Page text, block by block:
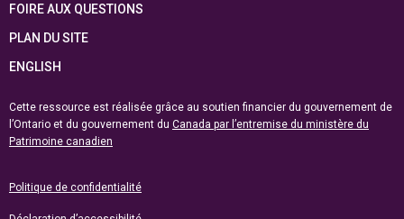
FOIRE AUX QUESTIONS
PLAN DU SITE
ENGLISH
Cette ressource est réalisée grâce au soutien financier du gouvernement de
l’Ontario et du gouvernement du Canada par l’entremise du ministère du
Patrimoine canadien
Politique de confidentialité